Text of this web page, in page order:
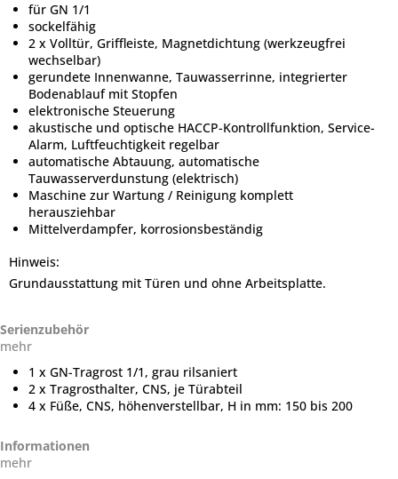
für GN 1/1
sockelfähig
2 x Volltür, Griffleiste, Magnetdichtung (werkzeugfrei
wechselbar)
gerundete Innenwanne, Tauwasserrinne, integrierter
Bodenablauf mit Stopfen
elektronische Steuerung
akustische und optische HACCP-Kontrollfunktion, Service-
Alarm, Luftfeuchtigkeit regelbar
automatische Abtauung, automatische
Tauwasserverdunstung (elektrisch)
Maschine zur Wartung / Reinigung komplett
herausziehbar
Mittelverdampfer, korrosionsbeständig
Hinweis:
Grundausstattung mit Türen und ohne Arbeitsplatte.
Serienzubehör
mehr
1 x GN-Tragrost 1/1, grau rilsaniert
2 x Tragrosthalter, CNS, je Türabteil
4 x Füße, CNS, höhenverstellbar, H in mm: 150 bis 200
Informationen
mehr